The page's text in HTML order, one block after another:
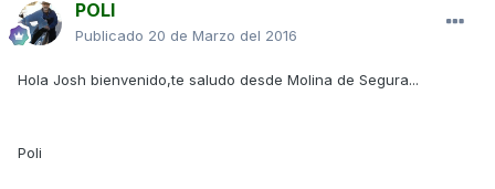
POLI
Publicado 20 de Marzo del 2016
Hola Josh bienvenido,te saludo desde Molina de Segura...
Poli